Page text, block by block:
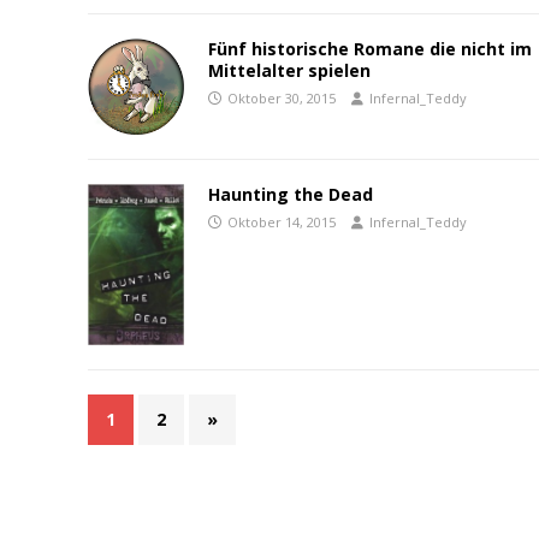
Fünf historische Romane die nicht im
Mittelalter spielen
Oktober 30, 2015 Infernal_Teddy
Haunting the Dead
Oktober 14, 2015 Infernal_Teddy
1 2 »